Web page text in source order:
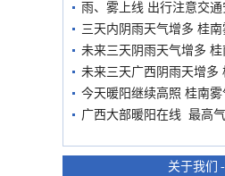
雨、雾上线 出行注意交通
三天内阴雨天气增多 桂南
未来三天阴雨天气增多
未来三天广西阴雨天增多
今天暖阳继续高照 桂南
广西大部暖阳在线 最高
关于我们 -